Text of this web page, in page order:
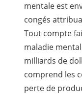
mentale est
congés
Tout compte
maladie
milliards de
comprend les
perte de